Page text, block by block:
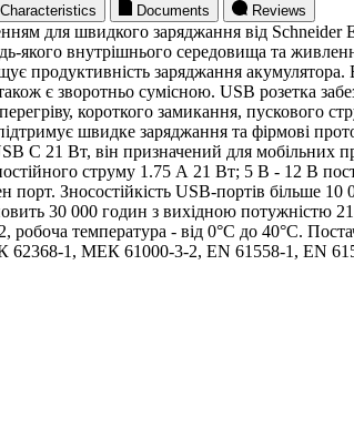
Characteristics Documents Reviews
для швидкого заряджання від
якого внутрішнього середовища та
продуктивність заряджання акумулятора.
є зворотньо сумісною. USB розетка
короткого замикання, пускового
швидке заряджання та фірмові
C 21 Вт, він призначений для мобільних
струму 1.75 А 21 Вт; 5 В - 12 В
порт. Зносостійкість USB-портів більше
30 000 годин з вихідною потужністю
робоча температура - від 0°C до 40°C.
62368-1, МЕК 61000-3-2, EN 61558-1, EN